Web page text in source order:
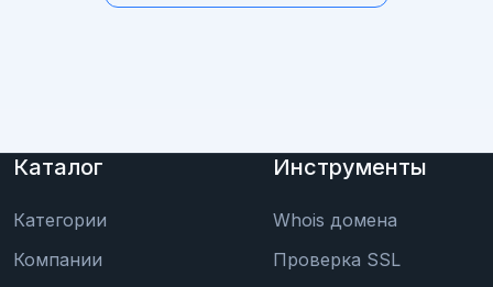
Каталог
Категории
Компании
Инструменты
Whois домена
Проверка SSL